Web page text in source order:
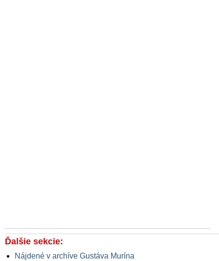
Ďalšie sekcie:
Nájdené v archíve Gustáva Murína